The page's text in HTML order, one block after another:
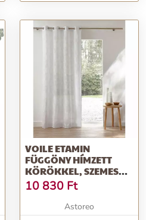
darab
VOILE ETAMIN
FÜGGÖNY HÍMZETT
KÖRÖKKEL, SZEMES
VÉGEKKEL
10 830 Ft
Astoreo